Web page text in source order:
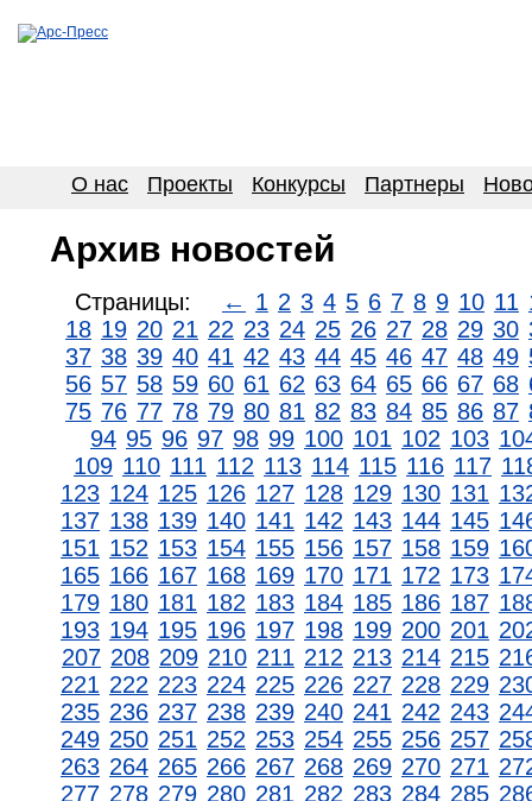
О нас Проекты Конкурсы Партнеры
Архив новостей
Страницы: ← 1 2 3 4 5 6 7 8 9 10 11
18 19 20 21 22 23 24 25 26 27 28 29 30
37 38 39 40 41 42 43 44 45 46 47 48 49
56 57 58 59 60 61 62 63 64 65 66 67 68
75 76 77 78 79 80 81 82 83 84 85 86 87
94 95 96 97 98 99 100 101 102 103
109 110 111 112 113 114 115 116 117
123 124 125 126 127 128 129 130 131
137 138 139 140 141 142 143 144 145
151 152 153 154 155 156 157 158 159
165 166 167 168 169 170 171 172 173
179 180 181 182 183 184 185 186 187
193 194 195 196 197 198 199 200 201
207 208 209 210 211 212 213 214 215
221 222 223 224 225 226 227 228 229
235 236 237 238 239 240 241 242 243
249 250 251 252 253 254 255 256 257
263 264 265 266 267 268 269 270 271
277 278 279 280 281 282 283 284 285